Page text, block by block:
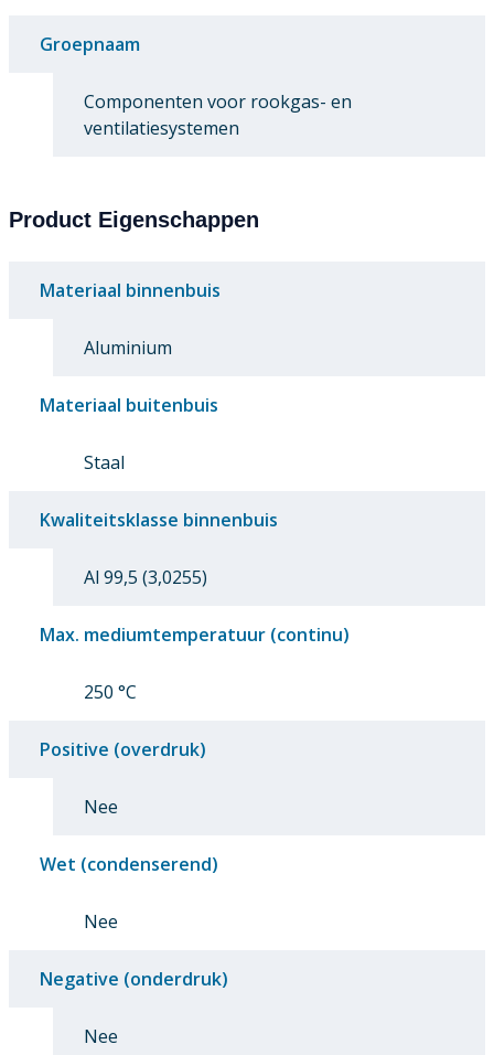
Groepnaam
Componenten voor rookgas- en
ventilatiesystemen
Product Eigenschappen
Materiaal binnenbuis
Aluminium
Materiaal buitenbuis
Staal
Kwaliteitsklasse binnenbuis
Al 99,5 (3,0255)
Max. mediumtemperatuur (continu)
250 °C
Positive (overdruk)
Nee
Wet (condenserend)
Nee
Negative (onderdruk)
Nee